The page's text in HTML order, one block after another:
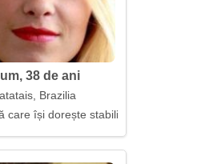
38 de ani
Brazilia
care își dorește stabilitate și înțelegere